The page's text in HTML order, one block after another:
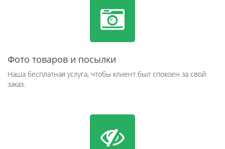
Фото товаров и посылки
Наша бесплатная услуга, чтобы клиент был спокоен за свой
заказ.